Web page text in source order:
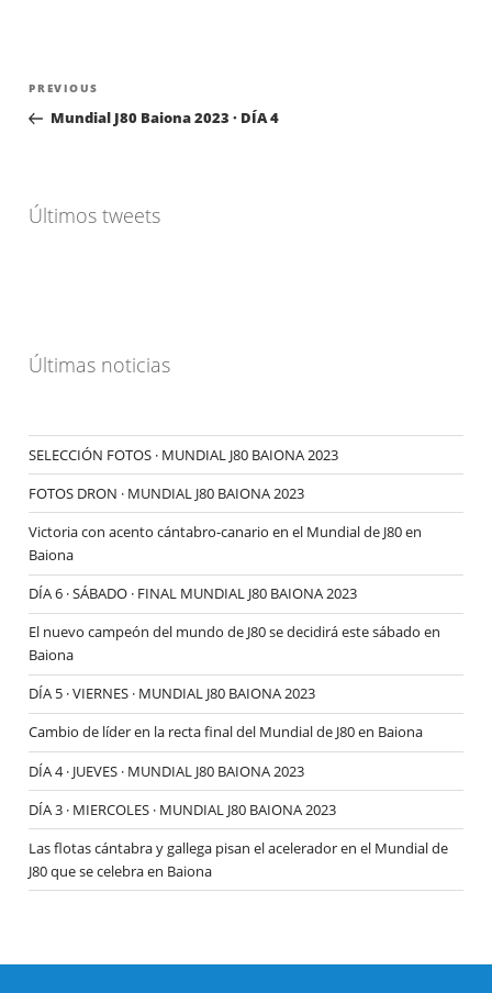
entradas
Previous
Post
PREVIOUS
Mundial J80 Baiona 2023 · DÍA 4
Últimos tweets
Últimas noticias
SELECCIÓN FOTOS · MUNDIAL J80 BAIONA 2023
FOTOS DRON · MUNDIAL J80 BAIONA 2023
Victoria con acento cántabro-canario en el Mundial de J80 en
Baiona
DÍA 6 · SÁBADO · FINAL MUNDIAL J80 BAIONA 2023
El nuevo campeón del mundo de J80 se decidirá este sábado en
Baiona
DÍA 5 · VIERNES · MUNDIAL J80 BAIONA 2023
Cambio de líder en la recta final del Mundial de J80 en Baiona
DÍA 4 · JUEVES · MUNDIAL J80 BAIONA 2023
DÍA 3 · MIERCOLES · MUNDIAL J80 BAIONA 2023
Las flotas cántabra y gallega pisan el acelerador en el Mundial de
J80 que se celebra en Baiona